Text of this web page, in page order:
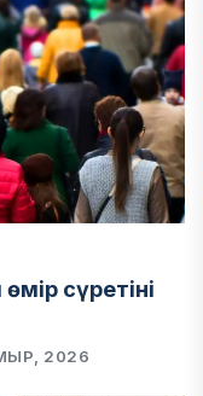
сүретіні
2026